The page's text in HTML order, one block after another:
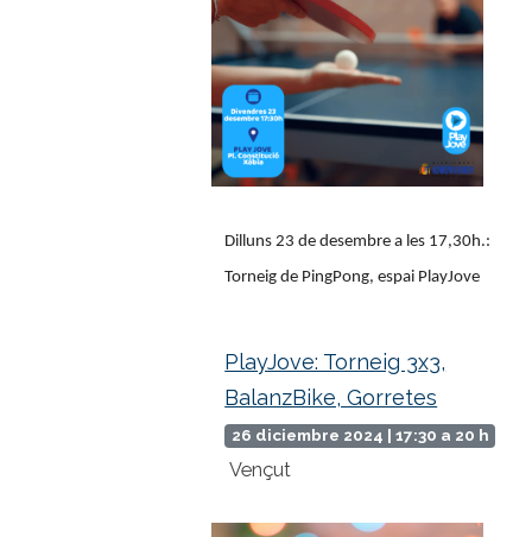
Dilluns 23 de desembre a les 17,30h.:
Torneig de PingPong, espai PlayJove
PlayJove: Torneig 3x3,
BalanzBike, Gorretes
26 diciembre 2024 | 17:30 a 20 h
Vençut